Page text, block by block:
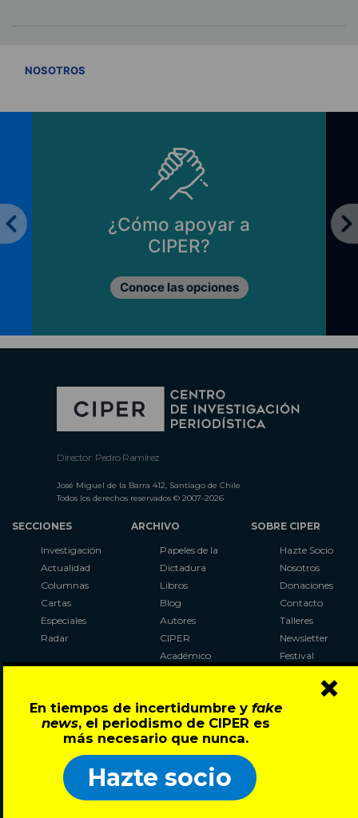
En tiempos de incertidumbre y fake
news, el periodismo de CIPER es
más necesario que nunca.
Hazte socio
×
NOSOTROS
¿Cómo apoyar a
CIPER?
Conoce las opciones
Director: Pedro Ramírez
José Miguel de la Barra 412, Santiago de Chile
Todos los derechos reservados © 2007-2026
SECCIONES
Investigación
Actualidad
Columnas
Cartas
Especiales
Radar
ARCHIVO
Papeles de la
Dictadura
Libros
Blog
Autores
CIPER
Académico
Al Plebiscito
con CIPER
SOBRE CIPER
Hazte Socio
Nosotros
Donaciones
Contacto
Talleres
Newsletter
Festival